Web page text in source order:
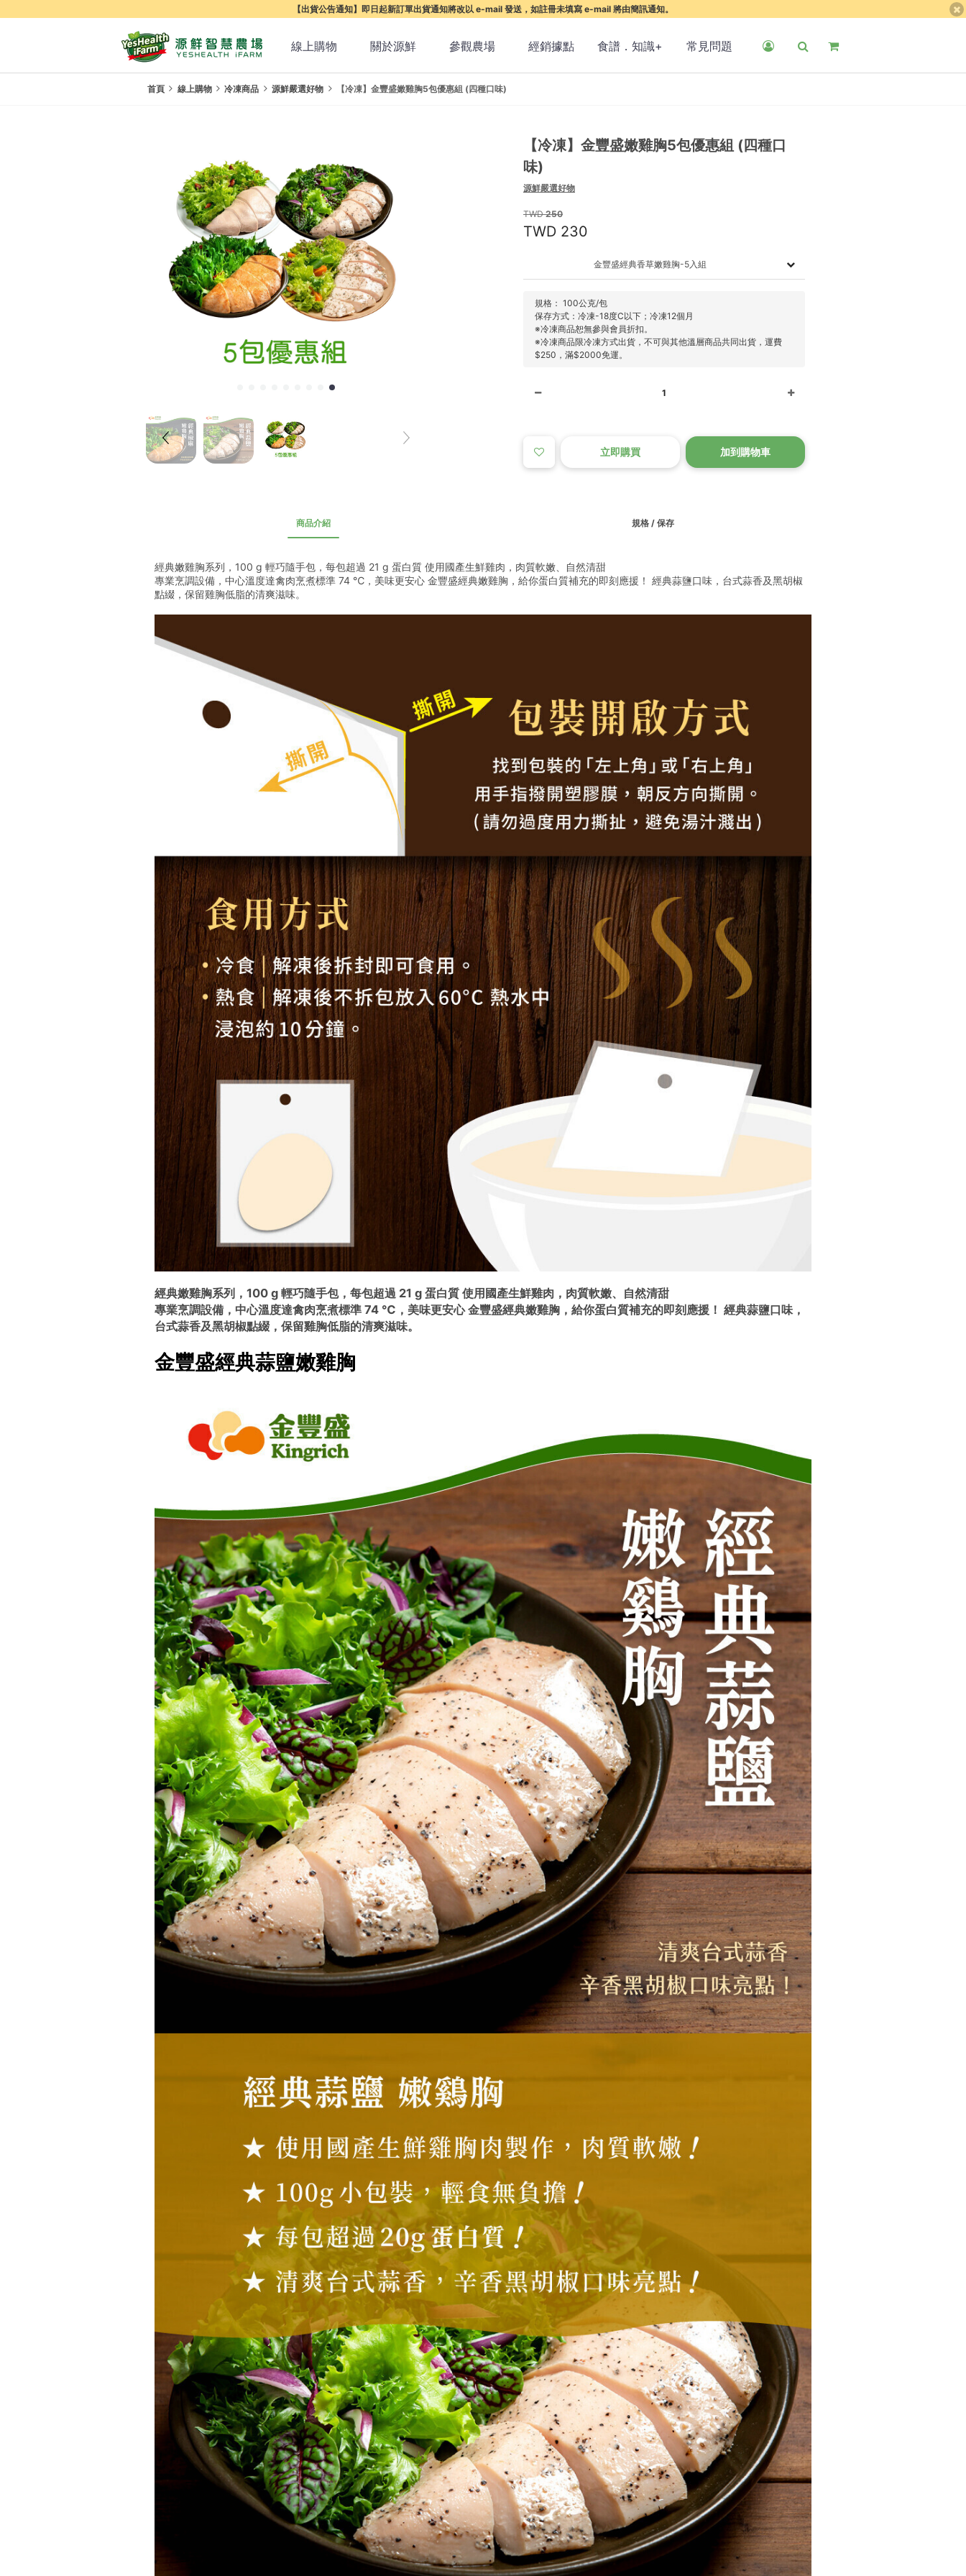
【出貨公告通知】即日起新訂單出貨通知將改以 e-mail 發送，如註冊未填寫 e-mail 將由簡訊通知。
線上購物 關於源鮮 參觀農場 經銷據點 食譜．知識+ 常見問題
首頁 線上購物 冷凍商品 源鮮嚴選好物 【冷凍】金豐盛嫩雞胸5包優惠組 (四種口味)
【冷凍】金豐盛嫩雞胸5包優惠組 (四種口
味)
源鮮嚴選好物
250
230
金豐盛經典香草嫩雞胸-5入組
規格： 100公克/包
保存方式：冷凍-18度C以下；冷凍12個月
※冷凍商品恕無參與會員折扣。
※冷凍商品限冷凍方式出貨，不可與其他溫層商品共同出貨，運費
$250，滿$2000免運。
1
立即購買 加到購物車
商品介紹 規格 / 保存
經典嫩雞胸系列，100 g 輕巧隨手包，每包超過 21 g 蛋白質 使用國產生鮮雞肉，肉質軟嫩、自然清甜
專業烹調設備，中心溫度達禽肉烹煮標準 74 ℃，美味更安心 金豐盛經典嫩雞胸，給你蛋白質補充的即刻應援！ 經典蒜鹽口味，台式蒜香及黑胡椒
點綴，保留雞胸低脂的清爽滋味。
經典嫩雞胸系列，100 g 輕巧隨手包，每包超過 21 g 蛋白質 使用國產生鮮雞肉，肉質軟嫩、自然清甜
專業烹調設備，中心溫度達禽肉烹煮標準 74 ℃，美味更安心 金豐盛經典嫩雞胸，給你蛋白質補充的即刻應援！ 經典蒜鹽口味，
台式蒜香及黑胡椒點綴，保留雞胸低脂的清爽滋味。
金豐盛經典蒜鹽嫩雞胸